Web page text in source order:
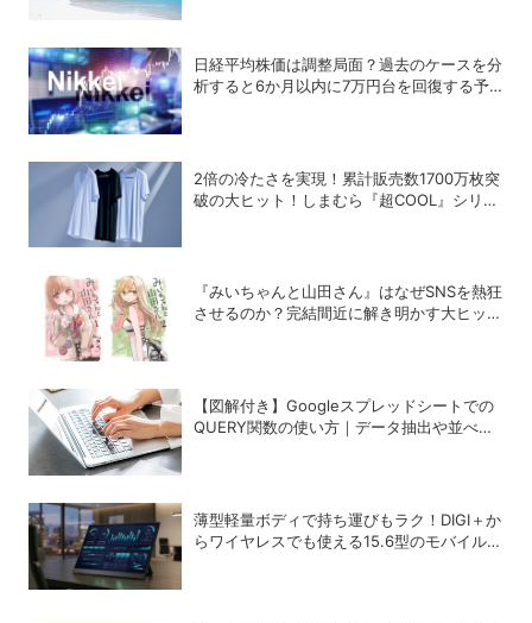
日経平均株価は調整局面？過去のケースを分
析すると6か月以内に7万円台を回復する予
2倍の冷たさを実現！累計販売数1700万枚突
破の大ヒット！しまむら『超COOL』シリー
『みいちゃんと山田さん』はなぜSNSを熱狂
させるのか？完結間近に解き明かす大ヒット
【図解付き】Googleスプレッドシートでの
QUERY関数の使い方｜データ抽出や並べ替
薄型軽量ボディで持ち運びもラク！DIGI＋か
らワイヤレスでも使える15.6型のモバイルデ